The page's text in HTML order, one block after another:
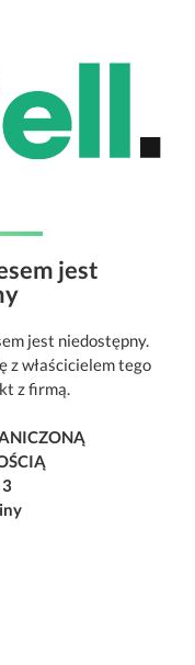
jest
jest niedostępny.
z właścicielem tego
z firmą.